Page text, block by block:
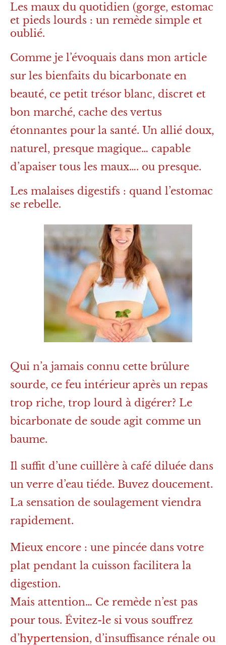
Les maux du quotidien (gorge, estomac
et pieds lourds : un remède simple et
oublié.
Comme je l’évoquais dans mon article
sur les bienfaits du bicarbonate en
beauté, ce petit trésor blanc, discret et
bon marché, cache des vertus
étonnantes pour la santé. Un allié doux,
naturel, presque magique… capable
d’apaiser tous les maux…. ou presque.
Les malaises digestifs : quand l’estomac
se rebelle.
Qui n’a jamais connu cette brûlure
sourde, ce feu intérieur après un repas
trop riche, trop lourd à digérer? Le
bicarbonate de soude agit comme un
baume.
Il suffit d’une cuillère à café diluée dans
un verre d’eau tiéde. Buvez doucement.
La sensation de soulagement viendra
rapidement.
Mieux encore : une pincée dans votre
plat pendant la cuisson facilitera la
digestion.
Mais attention… Ce remède n’est pas
pour tous. Évitez-le si vous souffrez
d’hypertension, d’insuffisance rénale ou